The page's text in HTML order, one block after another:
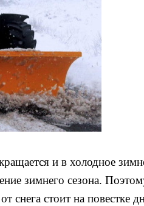
и в холодное
зимнего сезона.
снега стоит на повестке